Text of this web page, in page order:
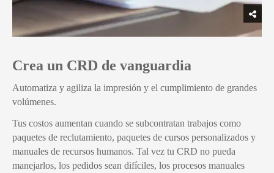
Crea un CRD de vanguardia
Automatiza y agiliza la impresión y el cumplimiento de grandes
volúmenes.
Tus costos aumentan cuando se subcontratan trabajos como
paquetes de reclutamiento, paquetes de cursos personalizados y
manuales de recursos humanos. Tal vez tu CRD no pueda
manejarlos, los pedidos sean difíciles, los procesos manuales